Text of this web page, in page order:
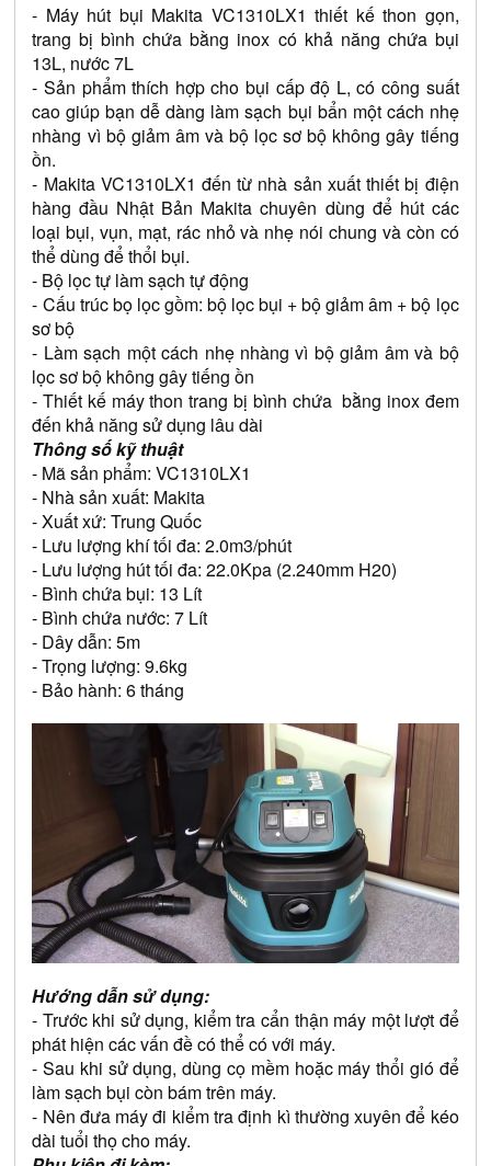
- Máy hút bụi Makita VC1310LX1 thiết kế thon gọn,
trang bị bình chứa bằng inox có khả năng chứa bụi
13L, nước 7L
- Sản phẩm thích hợp cho bụi cấp độ L, có công suất
cao giúp bạn dễ dàng làm sạch bụi bẩn một cách nhẹ
nhàng vì bộ giảm âm và bộ lọc sơ bộ không gây tiếng
ồn.
- Makita VC1310LX1 đến từ nhà sản xuất thiết bị điện
hàng đầu Nhật Bản Makita chuyên dùng để hút các
loại bụi, vụn, mạt, rác nhỏ và nhẹ nói chung và còn có
thể dùng để thổi bụi.
- Bộ lọc tự làm sạch tự động
- Cấu trúc bọ lọc gồm: bộ lọc bụi + bộ giảm âm + bộ lọc
sơ bộ
- Làm sạch một cách nhẹ nhàng vì bộ giảm âm và bộ
lọc sơ bộ không gây tiếng ồn
- Thiết kế máy thon trang bị bình chứa  bằng inox đem
đến khả năng sử dụng lâu dài
Thông số kỹ thuật
- Mã sản phẩm: VC1310LX1
- Nhà sản xuất: Makita
- Xuất xứ: Trung Quốc
- Lưu lượng khí tối đa: 2.0m3/phút
- Lưu lượng hút tối đa: 22.0Kpa (2.240mm H20)
- Bình chứa bụi: 13 Lít
- Bình chứa nước: 7 Lít
- Dây dẫn: 5m
- Trọng lượng: 9.6kg
- Bảo hành: 6 tháng
Hướng dẫn sử dụng:
- Trước khi sử dụng, kiểm tra cẩn thận máy một lượt để
phát hiện các vấn đề có thể có với máy.
- Sau khi sử dụng, dùng cọ mềm hoặc máy thổi gió để
làm sạch bụi còn bám trên máy.
- Nên đưa máy đi kiểm tra định kì thường xuyên để kéo
dài tuổi thọ cho máy.